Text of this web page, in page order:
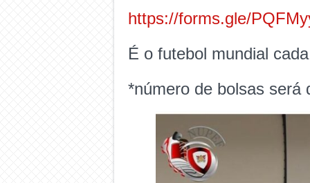
https://forms.gle/
É o futebol mundial
*número de bolsas será